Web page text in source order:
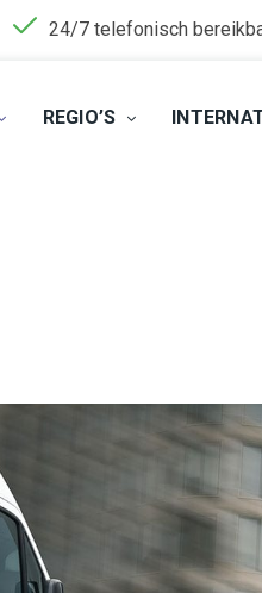
24/7 telefonisch
REGIO’S